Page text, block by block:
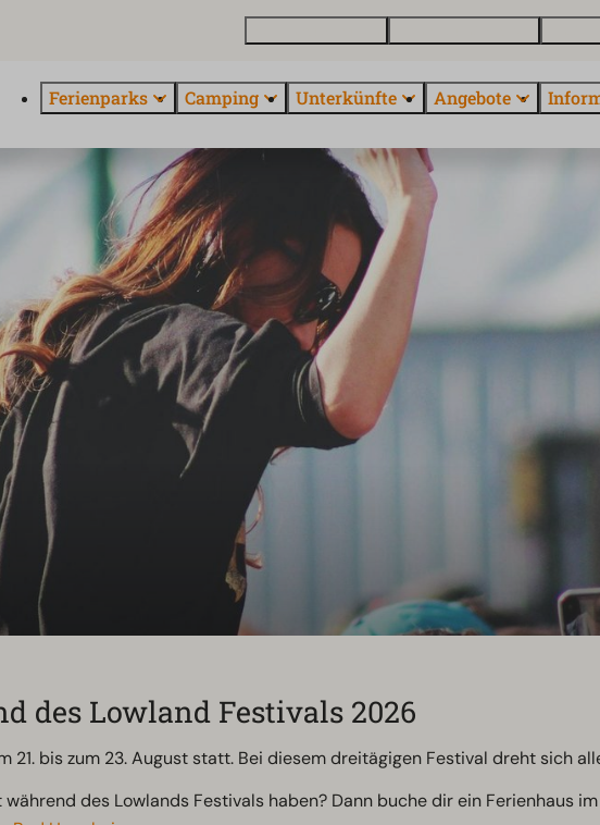
Ferienparks Camping Unterkünfte Angebote
des Lowland Festivals 2026
bis zum 23. August statt. Bei diesem dreitägigen Festival dreht sich
des Lowlands Festivals haben? Dann buche dir ein Ferienhaus im